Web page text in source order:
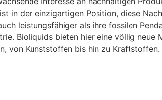
in der einzigartigen Position, diese
leistungsfähiger als ihre fossilen
Bioliquids bieten hier eine völlig neue
von Kunststoffen bis hin zu